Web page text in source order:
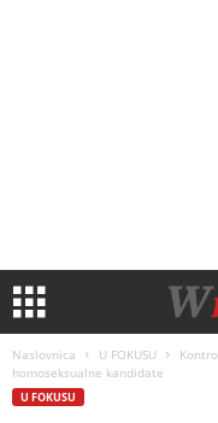
Naslovnica U FOKUSU
homoseksualne kandidate
U FOKUSU